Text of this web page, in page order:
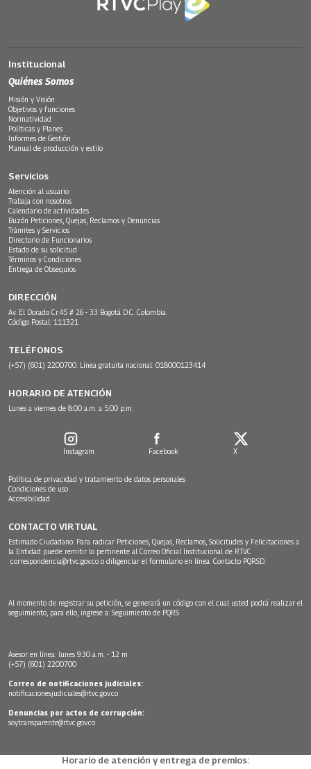
Institucional
Quiénes Somos
Misión y Visión
Objetivos y funciones
Normatividad
Políticas y Planes
Informes de Gestión
Manual de producción y estilo
Servicios
Atención al usuario
Trabaja con nosotros
Calendario de actividades
Buzón Peticiones, Quejas, Reclamos y Denuncias
Trámites y Servicios
Directorio de Funcionarios
Estado de su solicitud
Términos y Condiciones
Entrega de Obsequios
DIRECCIÓN
Av. El Dorado Cr.45 # 26 - 33 Bogotá D.C. Colombia.
Código Postal: 111321
TELÉFONOS
(+57) (601) 2200700. Línea gratuita nacional: 018000123414
HORARIO DE ATENCIÓN
Lunes a viernes de 8:00 a.m. a 5:00 p.m.
Instagram Facebook X
Política de privacidad y tratamiento de datos personales
Condiciones de uso
Accesibilidad
CONTACTO VIRTUAL
Estimado Ciudadano: Para radicar Peticiones, Quejas, Reclamos, Solicitudes y Felicitaciones a
la Entidad puede remitir lo pertinente al Correo Oficial Institucional de RTVC
correspondencia@rtvc.gov.co o diligenciar el formulario en línea: Contacto PQRSD.
Al momento de registrar su petición, se generará un código con el cual usted podrá realizar el
seguimiento, para ello, ingrese a: Seguimiento de PQRS
Asesor en línea: lunes 9:30 a.m. - 12 m
(+57) (601) 2200700
Correo de notificaciones judiciales:
notificacionesjudiciales@rtvc.gov.co
Denuncias por actos de corrupción:
soytransparente@rtvc.gov.co
Horario de atención y entrega de premios: